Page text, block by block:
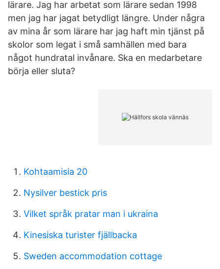
lärare. Jag har arbetat som lärare sedan 1998
men jag har jagat betydligt längre. Under några
av mina år som lärare har jag haft min tjänst på
skolor som legat i små samhällen med bara
något hundratal invånare. Ska en medarbetare
börja eller sluta?
Kohtaamisia 20
Nysilver bestick pris
Vilket språk pratar man i ukraina
Kinesiska turister fjällbacka
Sweden accommodation cottage